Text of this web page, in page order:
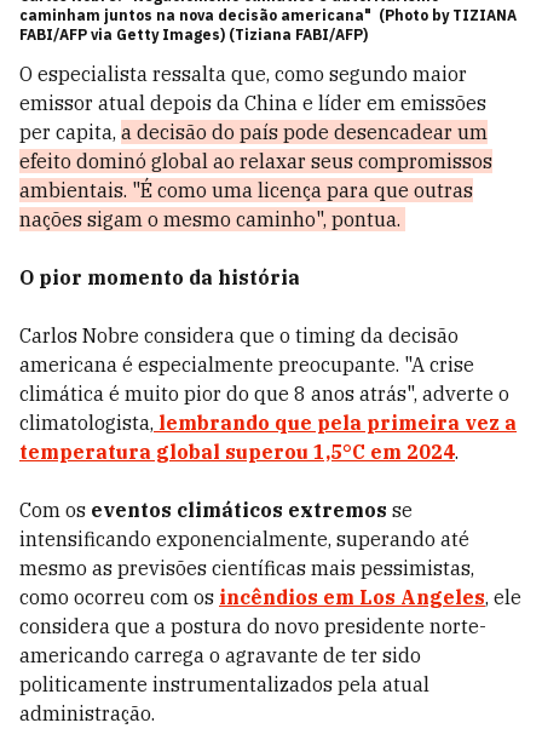
caminham juntos na nova decisão americana" (Photo by TIZIANA
FABI/AFP via Getty Images) (Tiziana FABI/AFP)
O especialista ressalta que, como segundo maior
emissor atual depois da China e líder em emissões
per capita, a decisão do país pode desencadear um
efeito dominó global ao relaxar seus compromissos
ambientais. "É como uma licença para que outras
nações sigam o mesmo caminho", pontua.
O pior momento da história
Carlos Nobre considera que o timing da decisão
americana é especialmente preocupante. "A crise
climática é muito pior do que 8 anos atrás", adverte o
climatologista, lembrando que pela primeira vez a
temperatura global superou 1,5°C em 2024.
Com os eventos climáticos extremos se
intensificando exponencialmente, superando até
mesmo as previsões científicas mais pessimistas,
como ocorreu com os incêndios em Los Angeles, ele
considera que a postura do novo presidente norte-
americando carrega o agravante de ter sido
politicamente instrumentalizados pela atual
administração.